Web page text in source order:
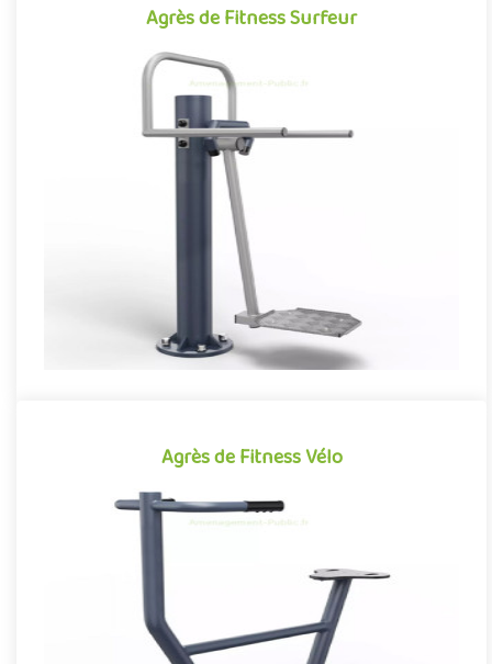
Agrès de Fitness Surfeur
Agrès de Fitness Surfeur
Agrès de fitness de plein air conjuguant activités sportives et
expériences ludiques, le Surfeur se démarque par son caractèr..
Offre partenaire
Agrès de Fitness Vélo
Agrès de Fitness Vélo
Agrès de fitness de plein air conjuguant activités sportives et
expériences ludiques, le Vélo se démarque par son caractère à..
Offre partenaire